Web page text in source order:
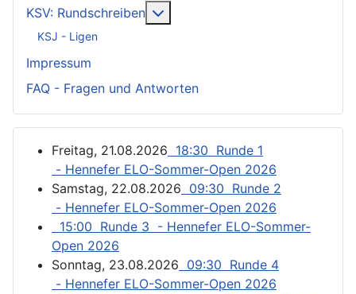
KSV: Rundschreiben
KSJ - Ligen
Impressum
FAQ - Fragen und Antworten
Freitag, 21.08.2026 18:30 Runde 1
- Hennefer ELO-Sommer-Open 2026
Samstag, 22.08.2026 09:30 Runde 2
- Hennefer ELO-Sommer-Open 2026
15:00 Runde 3 - Hennefer ELO-Sommer-
Open 2026
Sonntag, 23.08.2026 09:30 Runde 4
- Hennefer ELO-Sommer-Open 2026